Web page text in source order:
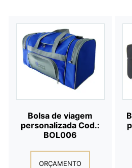
Bolsa de viagem
personalizada Cod.:
BOL006
ORÇAMENTO